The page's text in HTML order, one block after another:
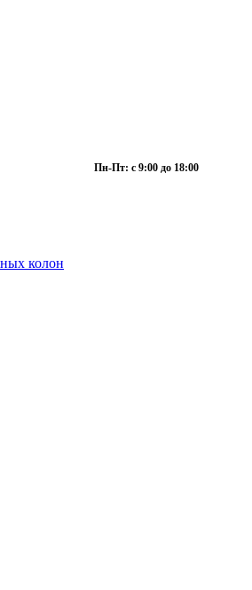
Пн-Пт: с 9:00 до 18:00
колон